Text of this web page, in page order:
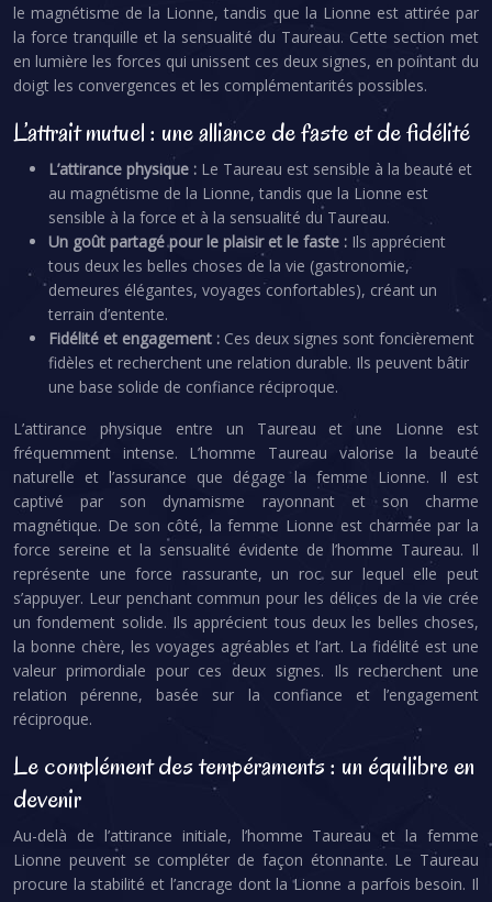
le magnétisme de la Lionne, tandis que la Lionne est attirée par
la force tranquille et la sensualité du Taureau. Cette section met
en lumière les forces qui unissent ces deux signes, en pointant du
doigt les convergences et les complémentarités possibles.
L’attrait mutuel : une alliance de faste et de fidélité
L’attirance physique : Le Taureau est sensible à la beauté et
au magnétisme de la Lionne, tandis que la Lionne est
sensible à la force et à la sensualité du Taureau.
Un goût partagé pour le plaisir et le faste : Ils apprécient
tous deux les belles choses de la vie (gastronomie,
demeures élégantes, voyages confortables), créant un
terrain d’entente.
Fidélité et engagement : Ces deux signes sont foncièrement
fidèles et recherchent une relation durable. Ils peuvent bâtir
une base solide de confiance réciproque.
L’attirance physique entre un Taureau et une Lionne est
fréquemment intense. L’homme Taureau valorise la beauté
naturelle et l’assurance que dégage la femme Lionne. Il est
captivé par son dynamisme rayonnant et son charme
magnétique. De son côté, la femme Lionne est charmée par la
force sereine et la sensualité évidente de l’homme Taureau. Il
représente une force rassurante, un roc sur lequel elle peut
s’appuyer. Leur penchant commun pour les délices de la vie crée
un fondement solide. Ils apprécient tous deux les belles choses,
la bonne chère, les voyages agréables et l’art. La fidélité est une
valeur primordiale pour ces deux signes. Ils recherchent une
relation pérenne, basée sur la confiance et l’engagement
réciproque.
Le complément des tempéraments : un équilibre en
devenir
Au-delà de l’attirance initiale, l’homme Taureau et la femme
Lionne peuvent se compléter de façon étonnante. Le Taureau
procure la stabilité et l’ancrage dont la Lionne a parfois besoin. Il